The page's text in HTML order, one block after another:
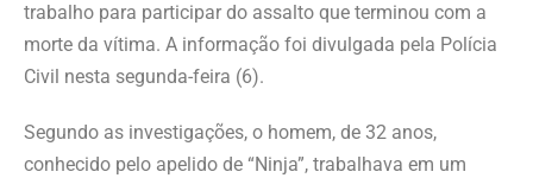
trabalho para participar do assalto que terminou com a
morte da vítima. A informação foi divulgada pela Polícia
Civil nesta segunda-feira (6).
Segundo as investigações, o homem, de 32 anos,
conhecido pelo apelido de “Ninja”, trabalhava em um